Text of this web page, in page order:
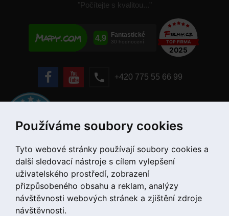
Používáme soubory cookies
Tyto webové stránky používají soubory cookies a
další sledovací nástroje s cílem vylepšení
uživatelského prostředí, zobrazení
přizpůsobeného obsahu a reklam, analýzy
návštěvnosti webových stránek a zjištění zdroje
návštěvnosti.
"Počítejte s kvalitou..."
+420 775 55 66 99